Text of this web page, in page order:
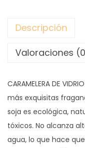
U
E
c
a
n
t
i
Descripción
Valoraciones
CARAMELERA DE
más exquisitas
soja es ecológica,
tóxicos. No alcanza
agua, lo que hace